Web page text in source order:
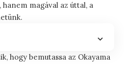
magával az úttal, a
hogy bemutassa az Okayama